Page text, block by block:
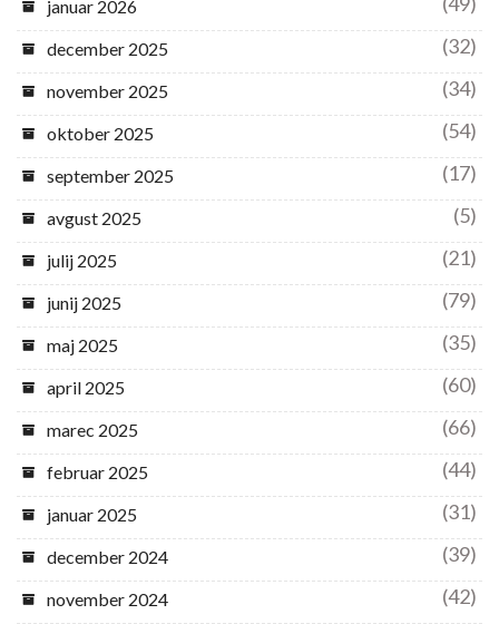
januar 2026
december 2025 (32)
november 2025 (34)
oktober 2025 (54)
september 2025 (17)
avgust 2025 (5)
julij 2025 (21)
junij 2025 (79)
maj 2025 (35)
april 2025 (60)
marec 2025 (66)
februar 2025 (44)
januar 2025 (31)
december 2024 (39)
november 2024 (42)